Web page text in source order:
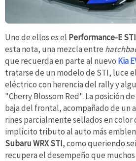
Uno de ellos es el Performance-E
esta nota, una mezcla entre
que recuerda en parte al nuevo Kia
tratarse de un modelo de STI, luce
eléctrico con herencia del rally y
"Cherry Blossom Red". La posición
baja del frontal, acompañado de un
rines parcialmente sellados en color
implícito tributo al auto más
Subaru WRX STI, como queriendo
recupera el desempeño que